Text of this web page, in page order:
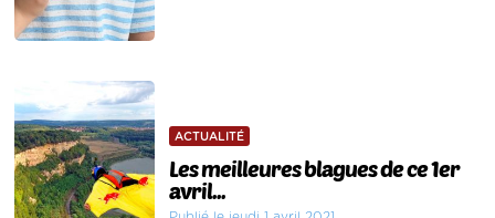
ACTUALITÉ
Les meilleures blagues de ce 1er
avril...